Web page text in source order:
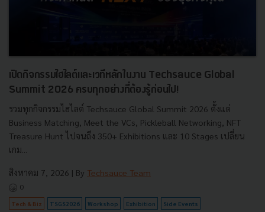
เปิดกิจกรรมไฮไลต์และเวทีหลักในงาน Techsauce Global
Summit 2026 ครบทุกอย่างที่ต้องรู้ก่อนไป!
รวมทุกกิจกรรมไฮไลต์ Techsauce Global Summit 2026 ตั้งแต่
Business Matching, Meet the VCs, Pickleball Networking, NFT
Treasure Hunt ไปจนถึง 350+ Exhibitions และ 10 Stages เปลี่ยน
เกม...
สิงหาคม 7, 2026 | By Techsauce Team
0
Tech & Biz TSGS2026 Workshop Exhibition Side Events